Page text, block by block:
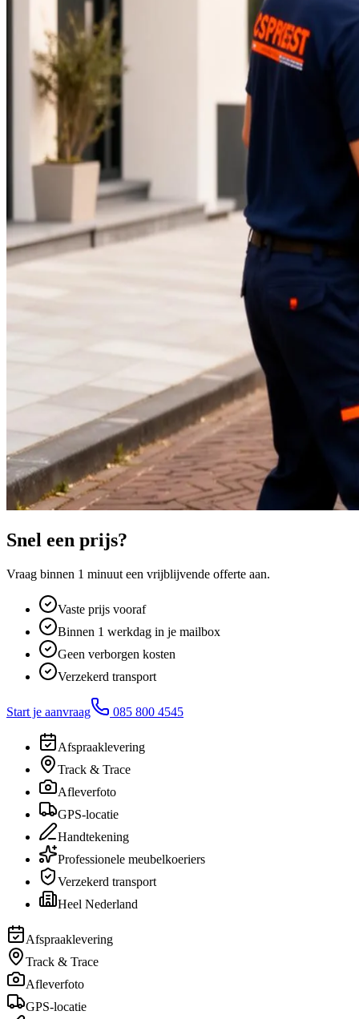
Snel een prijs?
Vraag binnen 1 minuut een vrijblijvende offerte aan.
Vaste prijs vooraf
Binnen 1 werkdag in je mailbox
Geen verborgen kosten
Verzekerd transport
Start je aanvraag 085 800 4545
Afspraaklevering
Track & Trace
Afleverfoto
GPS-locatie
Handtekening
Professionele meubelkoeriers
Verzekerd transport
Heel Nederland
Afspraaklevering
Track & Trace
Afleverfoto
GPS-locatie